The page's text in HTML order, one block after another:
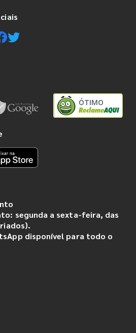
ÓTIMO
segunda a sexta-feira, das
disponível para todo o